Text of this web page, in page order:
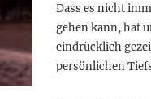
Dass es nicht
gehen kann, hat
eindrücklich
persönlichen